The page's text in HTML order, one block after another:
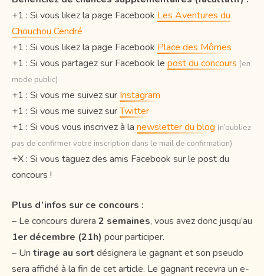
+1 : Si vous likez la page Facebook Les Aventures du
Chouchou Cendré
+1 : Si vous likez la page Facebook Place des Mômes
+1 : Si vous partagez sur Facebook le post du concours (en
mode public)
+1 : Si vous me suivez sur Instagram
+1 : Si vous me suivez surTwitter
+1 : Si vous vous inscrivez à la newsletter du blog (n’oubliez
pas de confirmer votre inscription dans le mail de confirmation)
+X : Si vous taguez des amis Facebook sur le post du
concours !
Plus d’infos sur ce concours :
– Le concours durera 2 semaines, vous avez donc jusqu’au
1er décembre (21h) pour participer.
– Un tirage au sort désignera le gagnant et son pseudo
sera affiché à la fin de cet article. Le gagnant recevra un e-